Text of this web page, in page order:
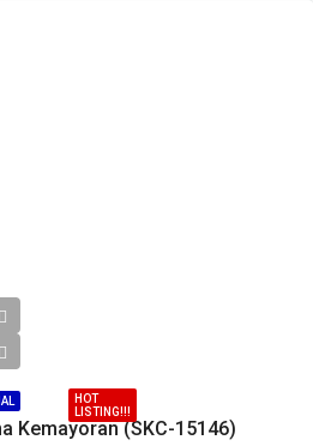
HOT
LISTING!!!
Kemayoran (SKC-15146)